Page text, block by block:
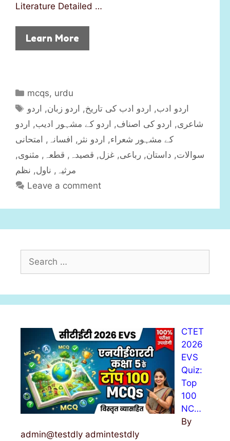
Literature Detailed …
Learn More
C
t
e
g
o
r
i
s
mcqs, urdu
T
a
s
اردو ادب, اردو ادب کی تاریخ, اردو زبان, اردو
شاعری, اردو کی اصناف, اردو کے مشہور ادیب, اردو
کے مشہور شعراء, اردو نثر , افسانہ , امتحانی
سوالات, داستان, رباعی, غزل, قصیدہ , قطعہ , مثنوی,
مرثیہ , ناول, نظم
Leave a comment
r
c
CTET
2026
EVS
Quiz:
Top
100
NC…
By
admin@testdly admintestdly